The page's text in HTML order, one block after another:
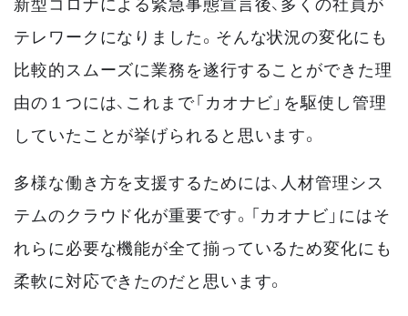
テレワークになりました。そんな状況の変化にも
比較的スムーズに業務を遂行することができた理
由の１つには、これまで「カオナビ」を駆使し管理
していたことが挙げられると思います。
多様な働き方を支援するためには、人材管理シス
テムのクラウド化が重要です。「カオナビ」にはそ
れらに必要な機能が全て揃っているため変化にも
柔軟に対応できたのだと思います。